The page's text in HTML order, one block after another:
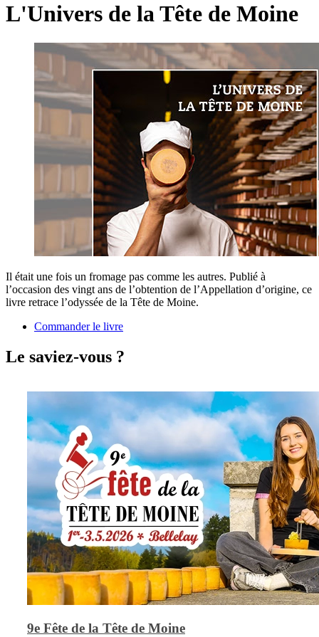
L'Univers de la Tête de Moine
Il était une fois un fromage pas comme les autres. Publié à
l’occasion des vingt ans de l’obtention de l’Appellation d’origine, ce
livre retrace l’odyssée de la Tête de Moine.
Commander le livre
Le saviez-vous ?
9e Fête de la Tête de Moine